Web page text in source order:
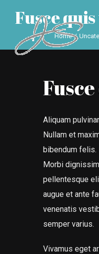
Fusce
Home /
Aliquam
Nullam et
bibendum felis.
Morbi
pellentesque
augue et ante
venenatis
semper varius.
Vivamus eget